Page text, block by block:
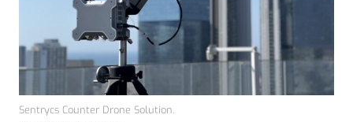
Sentrycs Counter Drone Solution.